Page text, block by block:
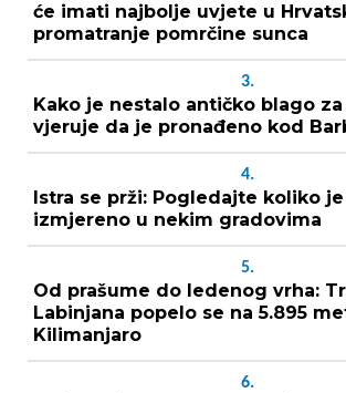
će imati najbolje uvjete u
promatranje pomrčine sunca
3.
Kako je nestalo antičko blago
vjeruje da je pronađeno kod
4.
Istra se prži: Pogledajte koliko
izmjereno u nekim gradovima
5.
Od prašume do ledenog vrha:
Labinjana popelo se na 5.895
Kilimanjaro
6.